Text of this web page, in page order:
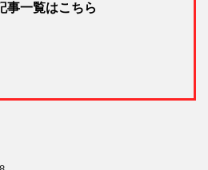
事一覧はこちら